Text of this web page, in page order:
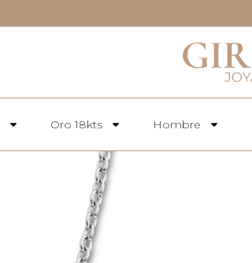
Oro 18kts Hombre